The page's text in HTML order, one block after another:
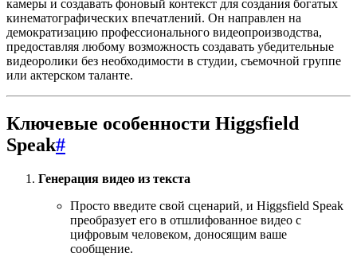
камеры и создавать фоновый контекст для создания богатых
кинематографических впечатлений. Он направлен на
демократизацию профессионального видеопроизводства,
предоставляя любому возможность создавать убедительные
видеоролики без необходимости в студии, съемочной группе
или актерском таланте.
Ключевые особенности Higgsfield
Speak#
Генерация видео из текста
Просто введите свой сценарий, и Higgsfield Speak
преобразует его в отшлифованное видео с
цифровым человеком, доносящим ваше
сообщение.